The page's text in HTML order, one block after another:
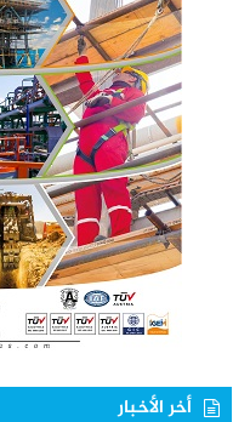
أخر الأخبار